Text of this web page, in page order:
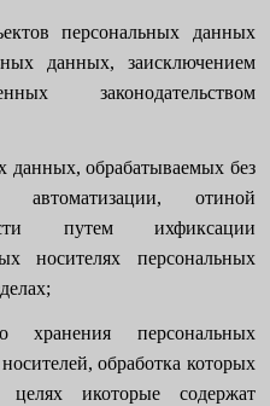
персональных данных
данных, заисключением
законодательством
данных, обрабатываемых без
автоматизации, отиной
путем ихфиксации
носителях персональных
хранения персональных
обработка которых
целях икоторые содержат